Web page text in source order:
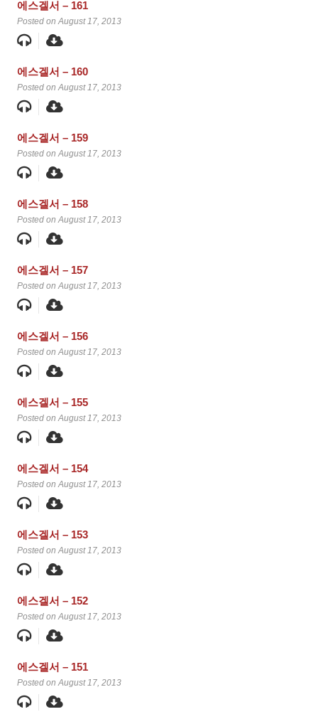
에스겔서 – 161
Posted on August 17, 2013
에스겔서 – 160
Posted on August 17, 2013
에스겔서 – 159
Posted on August 17, 2013
에스겔서 – 158
Posted on August 17, 2013
에스겔서 – 157
Posted on August 17, 2013
에스겔서 – 156
Posted on August 17, 2013
에스겔서 – 155
Posted on August 17, 2013
에스겔서 – 154
Posted on August 17, 2013
에스겔서 – 153
Posted on August 17, 2013
에스겔서 – 152
Posted on August 17, 2013
에스겔서 – 151
Posted on August 17, 2013